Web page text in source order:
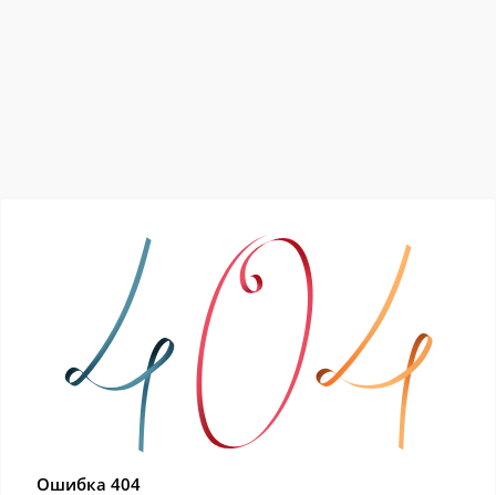
Ошибка 404